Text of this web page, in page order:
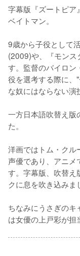
字幕版『ズートピア
ベイトマン。
9歳から子役として
(2009)や、『モンス
す。監督のバイロン
役を選考する際に、
な奴にはならない演
一方日本語吹替え版
た。
洋画ではトム・クル
声優であり、アニメ
す。字幕版、吹替え
クに息を吹き込みま
ちなみにうさぎのキ
は女優の上戸彩が担